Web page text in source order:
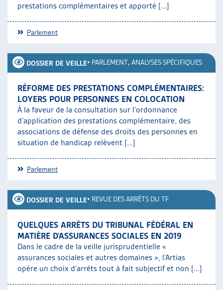
prestations complémentaires et apporté [...]
Parlement
DOSSIER DE VEILLE• PARLEMENT, ANALYSES SPÉCIFIQUES
RÉFORME DES PRESTATIONS COMPLÉMENTAIRES:
LOYERS POUR PERSONNES EN COLOCATION
À la faveur de la consultation sur l’ordonnance
d’application des prestations complémentaire, des
associations de défense des droits des personnes en
situation de handicap relèvent [...]
Parlement
DOSSIER DE VEILLE• REVUE DES ARRÊTS DU TF
QUELQUES ARRÊTS DU TRIBUNAL FÉDÉRAL EN
MATIÈRE D’ASSURANCES SOCIALES EN 2019
Dans le cadre de la veille jurisprudentielle «
assurances sociales et autres domaines », l’Artias
opère un choix d’arrêts tout à fait subjectif et non [...]